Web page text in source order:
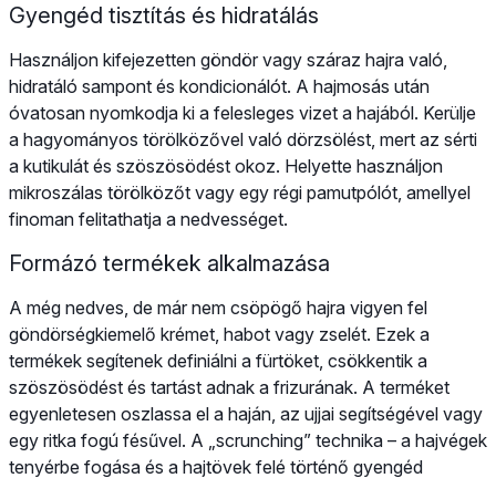
Gyengéd tisztítás és hidratálás
Használjon kifejezetten göndör vagy száraz hajra való,
hidratáló sampont és kondicionálót. A hajmosás után
óvatosan nyomkodja ki a felesleges vizet a hajából. Kerülje
a hagyományos törölközővel való dörzsölést, mert az sérti
a kutikulát és szöszösödést okoz. Helyette használjon
mikroszálas törölközőt vagy egy régi pamutpólót, amellyel
finoman felitathatja a nedvességet.
Formázó termékek alkalmazása
A még nedves, de már nem csöpögő hajra vigyen fel
göndörségkiemelő krémet, habot vagy zselét. Ezek a
termékek segítenek definiálni a fürtöket, csökkentik a
szöszösödést és tartást adnak a frizurának. A terméket
egyenletesen oszlassa el a haján, az ujjai segítségével vagy
egy ritka fogú fésűvel. A „scrunching” technika – a hajvégek
tenyérbe fogása és a hajtövek felé történő gyengéd